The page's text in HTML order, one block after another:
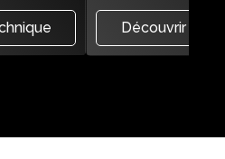
Découvrir la